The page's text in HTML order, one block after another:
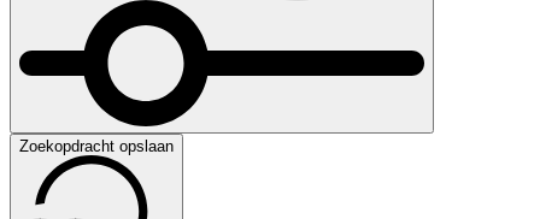
Zoekopdracht opslaan